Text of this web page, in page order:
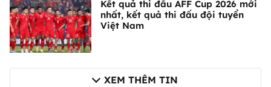
Kết quả thi đấu AFF Cup 2026 mới
nhất, kết quả thi đấu đội tuyển
Việt Nam
XEM THÊM TIN